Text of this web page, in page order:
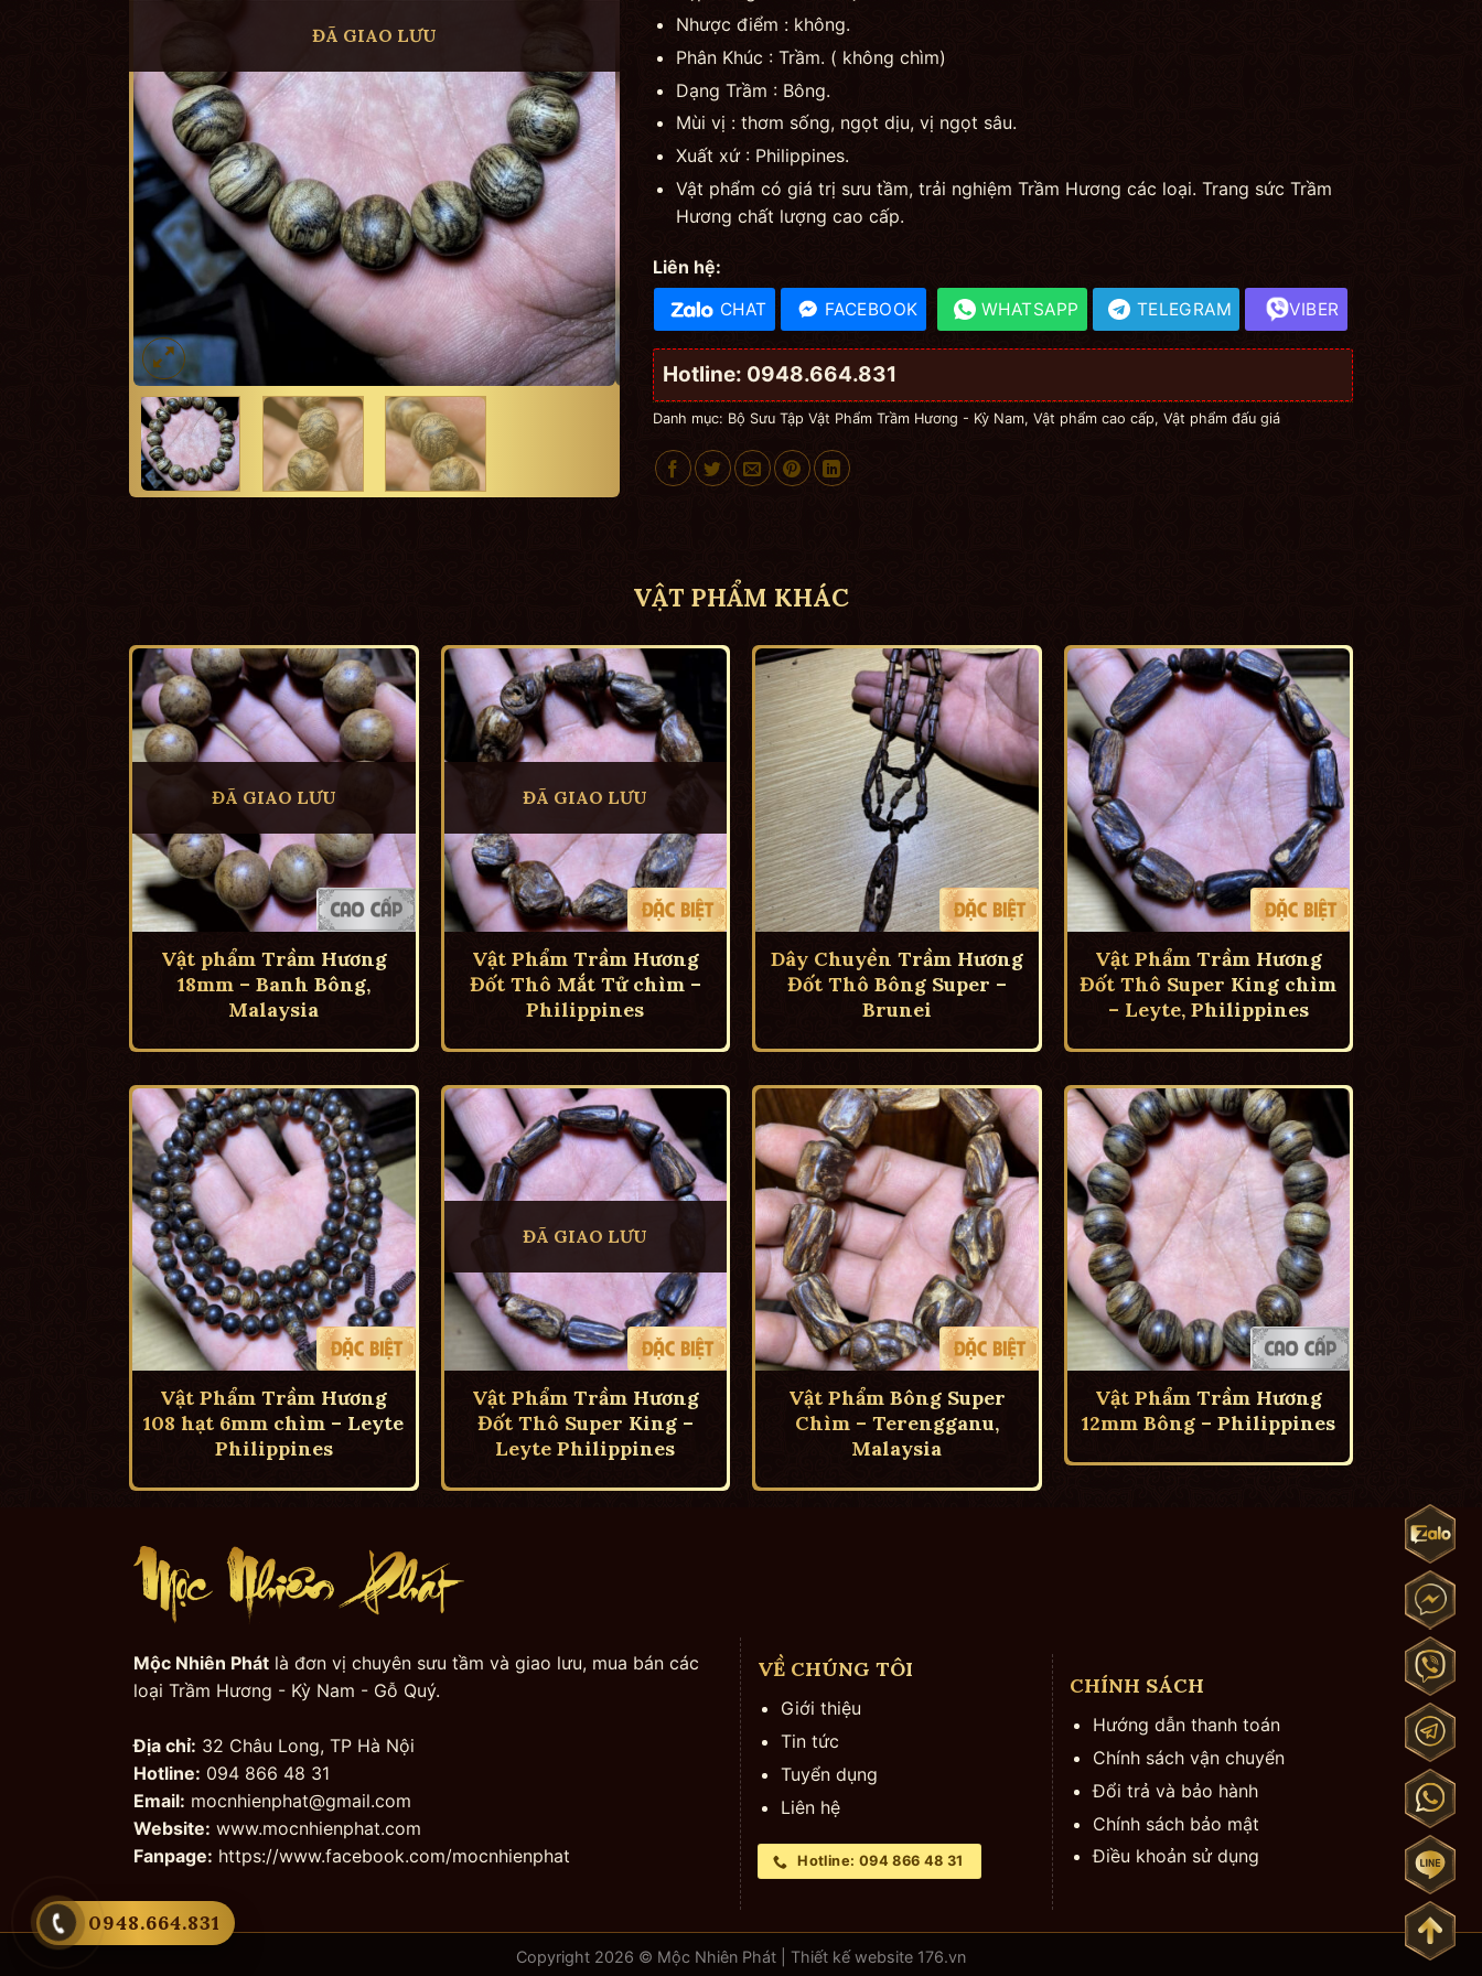
ĐÃ GIAO LƯU
Nhược điểm : không.
Phân Khúc : Trầm. ( không chìm)
Dạng Trầm : Bông.
Mùi vị : thơm sống, ngọt dịu, vị ngọt sâu.
Xuất xứ : Philippines.
Vật phẩm có giá trị sưu tầm, trải nghiệm Trầm Hương các loại. Trang sức Trầm
Hương chất lượng cao cấp.
Liên hệ:
CHAT FACEBOOK WHATSAPP TELEGRAM VIBER
Hotline: 0948.664.831
Danh mục: Bộ Sưu Tập Vật Phẩm Trầm Hương - Kỳ Nam, Vật phẩm cao cấp, Vật phẩm đấu giá
VẬT PHẨM KHÁC
ĐÃ GIAO LƯU
Vật phẩm Trầm Hương
18mm – Banh Bông,
Malaysia
ĐÃ GIAO LƯU
Vật Phẩm Trầm Hương
Đốt Thô Mắt Tử chìm –
Philippines
Dây Chuyền Trầm Hương
Đốt Thô Bông Super –
Brunei
Vật Phẩm Trầm Hương
Đốt Thô Super King chìm
– Leyte, Philippines
Vật Phẩm Trầm Hương
108 hạt 6mm chìm – Leyte
Philippines
ĐÃ GIAO LƯU
Vật Phẩm Trầm Hương
Đốt Thô Super King –
Leyte Philippines
Vật Phẩm Bông Super
Chìm – Terengganu,
Malaysia
Vật Phẩm Trầm Hương
12mm Bông – Philippines
Mộc Nhiên Phátlà đơn vị chuyên sưu tầm và giao lưu, mua bán các
loại Trầm Hương - Kỳ Nam - Gỗ Quý.
Địa chỉ: 32 Châu Long, TP Hà Nội
Hotline: 094 866 48 31
Email: mocnhienphat@gmail.com
Website: www.mocnhienphat.com
Fanpage: https://www.facebook.com/mocnhienphat
VỀ CHÚNG TÔI
Giới thiệu
Tin tức
Tuyển dụng
Liên hệ
Hotline: 094 866 48 31
CHÍNH SÁCH
Hướng dẫn thanh toán
Chính sách vận chuyển
Đổi trả và bảo hành
Chính sách bảo mật
Điều khoản sử dụng
Copyright 2026 © Mộc Nhiên Phát | Thiết kế website 176.vn
0948.664.831